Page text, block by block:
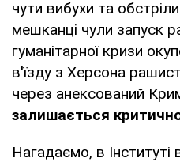
чути вибухи та
мешканці чули запуск
гуманітарної кризи
в'їзду з Херсона
через анексований
залишається
Нагадаємо, в Інституті